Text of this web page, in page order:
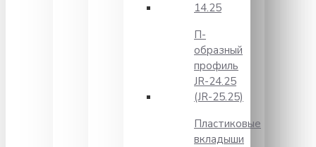
14.25
П-
образный
профиль
JR-24.25
(JR-25.25)
Пластиковые
вкладыши